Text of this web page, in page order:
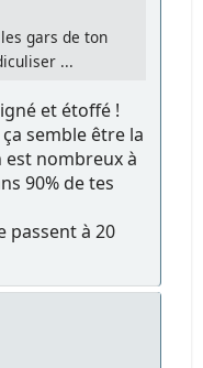
gars de ton
...
et étoffé !
semble être la
est nombreux à
90% de tes
passent à 20